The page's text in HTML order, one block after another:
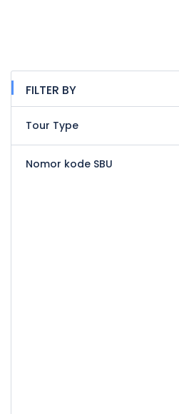
FILTER BY
Tour Type
Nomor kode SBU